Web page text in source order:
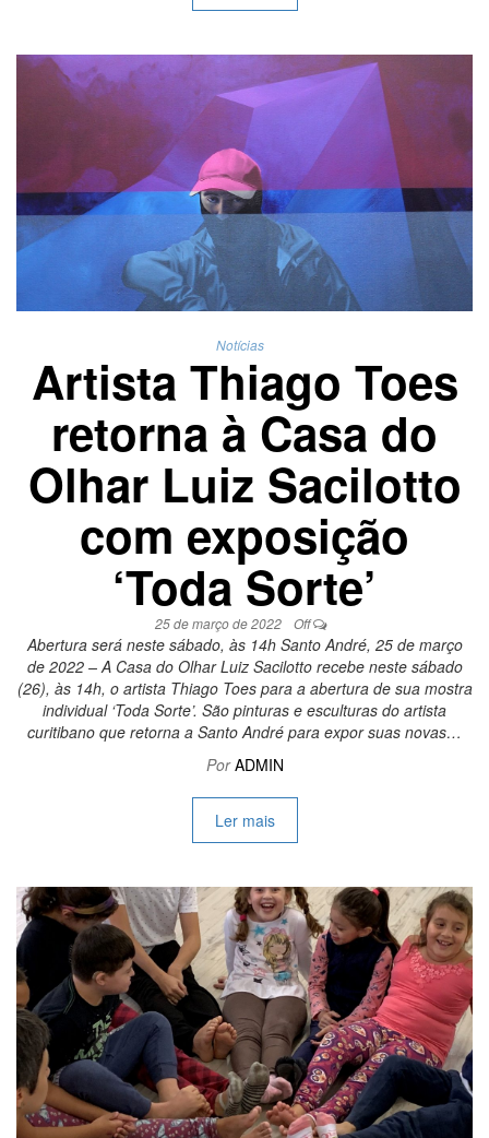
Notícias
Artista Thiago Toes
retorna à Casa do
Olhar Luiz Sacilotto
com exposição
‘Toda Sorte’
25 de março de 2022 Off
Abertura será neste sábado, às 14h Santo André, 25 de março
de 2022 – A Casa do Olhar Luiz Sacilotto recebe neste sábado
(26), às 14h, o artista Thiago Toes para a abertura de sua mostra
individual ‘Toda Sorte’. São pinturas e esculturas do artista
curitibano que retorna a Santo André para expor suas novas…
Por ADMIN
Ler mais